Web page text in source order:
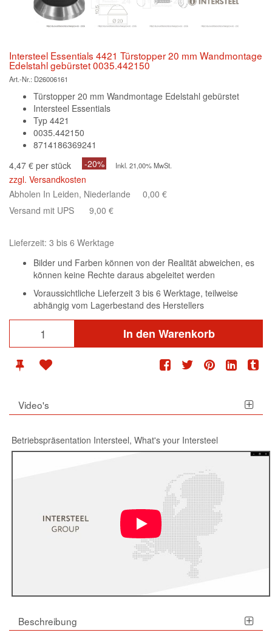
Intersteel Essentials 4421 Türstopper 20 mm Wandmontage
Edelstahl gebürstet 0035.442150
Art.-Nr.: D26006161
Türstopper 20 mm Wandmontage Edelstahl gebürstet
Intersteel Essentials
Typ 4421
0035.442150
8714186369241
4,47 € per stück
-20% Inkl. 21,00% MwSt.
zzgl. Versandkosten
Abholen In Leiden, Niederlande
0,00 €
Versand mit UPS
9,00 €
Lieferzeit: 3 bis 6 Werktage
Bilder und Farben können von der Realität abweichen, es
können keine Rechte daraus abgeleitet werden
Voraussichtliche Lieferzeit 3 bis 6 Werktage, teilweise
abhängig vom Lagerbestand des Herstellers
In den Warenkorb
Video's
Betriebspräsentation Intersteel, What's your Intersteel
Beschreibung